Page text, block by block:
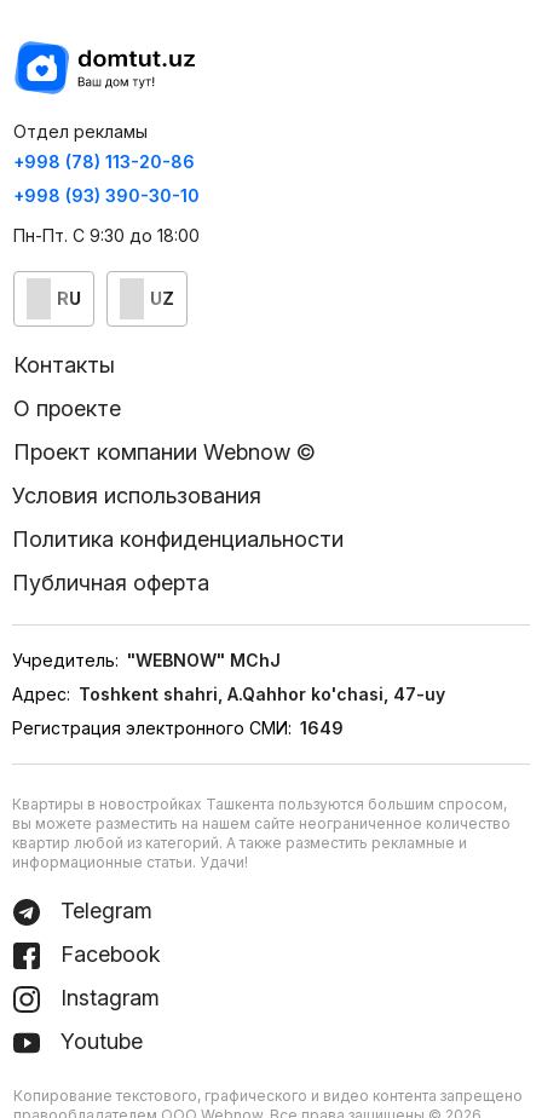
Отдел рекламы
+998 (78) 113-20-86
+998 (93) 390-30-10
Пн-Пт. С 9:30 до 18:00
RU UZ
Контакты
О проекте
Проект компании Webnow ©
Условия использования
Политика конфиденциальности
Публичная оферта
Учредитель: "WEBNOW" MChJ
Адрес: Toshkent shahri, A.Qahhor ko'chasi, 47-uy
Регистрация электронного СМИ: 1649
Квартиры в новостройках Ташкента пользуются большим спросом,
вы можете разместить на нашем сайте неограниченное количество
квартир любой из категорий. А также разместить рекламные и
информационные статьи. Удачи!
Telegram
Facebook
Instagram
Youtube
Копирование текстового, графического и видео контента запрещено